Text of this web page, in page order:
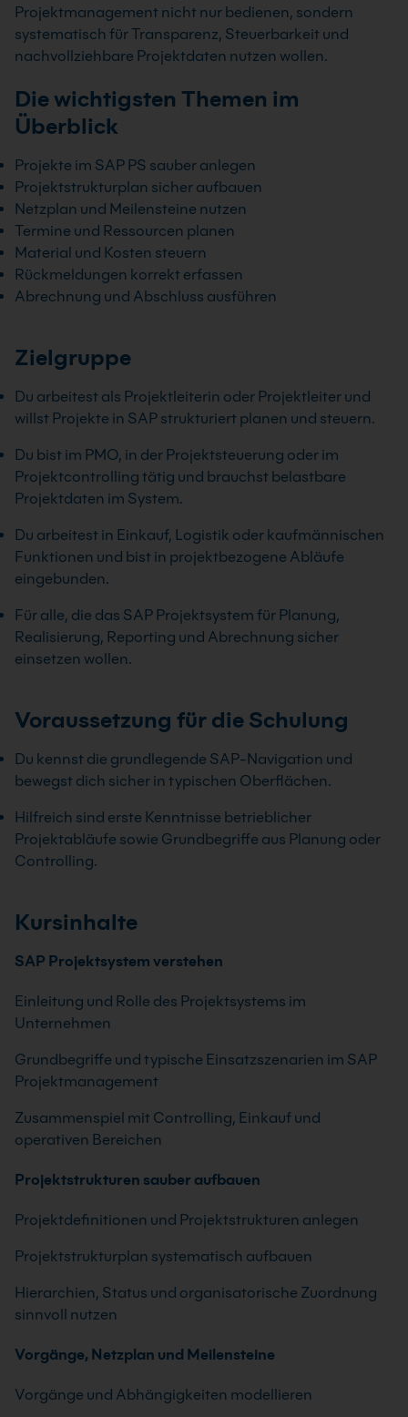
Projektmanagement nicht nur bedienen, sondern
systematisch für Transparenz, Steuerbarkeit und
nachvollziehbare Projektdaten nutzen wollen.
Die wichtigsten Themen im
Überblick
Projekte im SAP PS sauber anlegen
Projektstrukturplan sicher aufbauen
Netzplan und Meilensteine nutzen
Termine und Ressourcen planen
Material und Kosten steuern
Rückmeldungen korrekt erfassen
Abrechnung und Abschluss ausführen
Zielgruppe
Du arbeitest als Projektleiterin oder Projektleiter und
willst Projekte in SAP strukturiert planen und steuern.
Du bist im PMO, in der Projektsteuerung oder im
Projektcontrolling tätig und brauchst belastbare
Projektdaten im System.
Du arbeitest in Einkauf, Logistik oder kaufmännischen
Funktionen und bist in projektbezogene Abläufe
eingebunden.
Für alle, die das SAP Projektsystem für Planung,
Realisierung, Reporting und Abrechnung sicher
einsetzen wollen.
Voraussetzung für die Schulung
Du kennst die grundlegende SAP-Navigation und
bewegst dich sicher in typischen Oberflächen.
Hilfreich sind erste Kenntnisse betrieblicher
Projektabläufe sowie Grundbegriffe aus Planung oder
Controlling.
Kursinhalte
SAP Projektsystem verstehen
Einleitung und Rolle des Projektsystems im
Unternehmen
Grundbegriffe und typische Einsatzszenarien im SAP
Projektmanagement
Zusammenspiel mit Controlling, Einkauf und
operativen Bereichen
Projektstrukturen sauber aufbauen
Projektdefinitionen und Projektstrukturen anlegen
Projektstrukturplan systematisch aufbauen
Hierarchien, Status und organisatorische Zuordnung
sinnvoll nutzen
Vorgänge, Netzplan und Meilensteine
Vorgänge und Abhängigkeiten modellieren